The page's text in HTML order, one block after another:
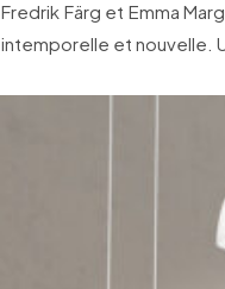
Fredrik Färg et Emma
intemporelle et nouvelle.